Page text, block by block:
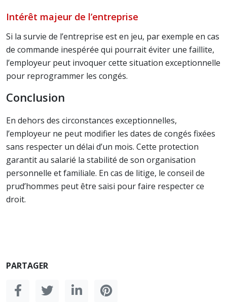
Intérêt majeur de l’entreprise
Si la survie de l’entreprise est en jeu, par exemple en cas
de commande inespérée qui pourrait éviter une faillite,
l’employeur peut invoquer cette situation exceptionnelle
pour reprogrammer les congés.
Conclusion
En dehors des circonstances exceptionnelles,
l’employeur ne peut modifier les dates de congés fixées
sans respecter un délai d’un mois. Cette protection
garantit au salarié la stabilité de son organisation
personnelle et familiale. En cas de litige, le conseil de
prud’hommes peut être saisi pour faire respecter ce
droit.
PARTAGER